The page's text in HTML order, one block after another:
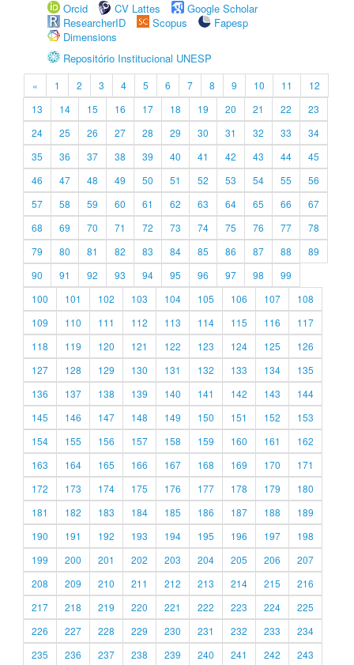
Orcid
CV Lattes
Google Scholar
ResearcherID
Scopus
Fapesp
Dimensions
Repositório Institucional UNESP
« 1 2 3 4 5 6 7 8 9 10 11
12
13
14 15 16 17 18 19 20 21 22
23
24
25 26 27 28 29 30 31 32 33
34
35
36 37 38 39 40 41 42 43 44
45
46
47 48 49 50 51 52 53 54 55
56
57
58 59 60 61 62 63 64 65 66
67
68
69 70 71 72 73 74 75 76 77
78
79
80 81 82 83 84 85 86 87 88
89
90
91 92 93 94 95 96 97 98
99
100
101 102 103 104 105 106 107
108
109
110 111 112 113 114 115 116
117
118
119 120 121 122 123 124 125
126
127
128 129 130 131 132 133 134
135
136
137 138 139 140 141 142 143
144
145
146 147 148 149 150 151 152
153
154
155 156 157 158 159 160 161
162
163
164 165 166 167 168 169 170
171
172
173 174 175 176 177 178 179
180
181
182 183 184 185 186 187 188
189
190
191 192 193 194 195 196 197
198
199
200 201 202 203 204 205 206
207
208
209 210 211 212 213 214 215
216
217
218 219 220 221 222 223 224
225
226
227 228 229 230 231 232 233
234
235
236 237 238 239 240 241 242 243